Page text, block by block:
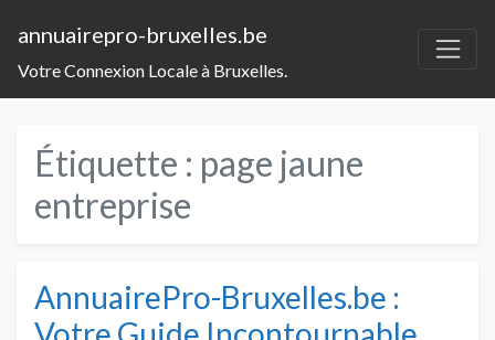
annuairepro-bruxelles.be
Votre Connexion Locale à Bruxelles.
Étiquette : page jaune
entreprise
AnnuairePro-Bruxelles.be :